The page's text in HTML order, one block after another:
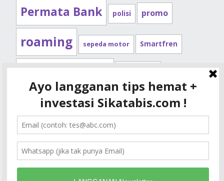
Permata Bank polisi promo
roaming sepeda motor Smartfren
Standard Chartered syarat kpr
Telkomsel tips kendaraan
tips kpr XL